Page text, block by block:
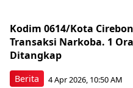
Berita
Kodim 0614/Kota
Transaksi Narkoba. 1
Ditangkap
4 Apr 2026, 10:50 AM